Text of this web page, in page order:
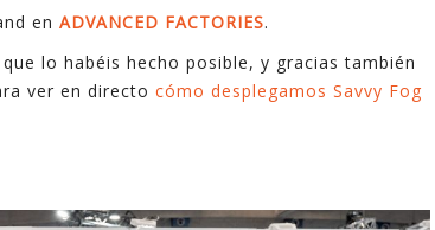
En
en ADVANCED FACTORIES.
que lo habéis hecho posible, y gracias también
ver en directo cómo desplegamos Savvy Fog